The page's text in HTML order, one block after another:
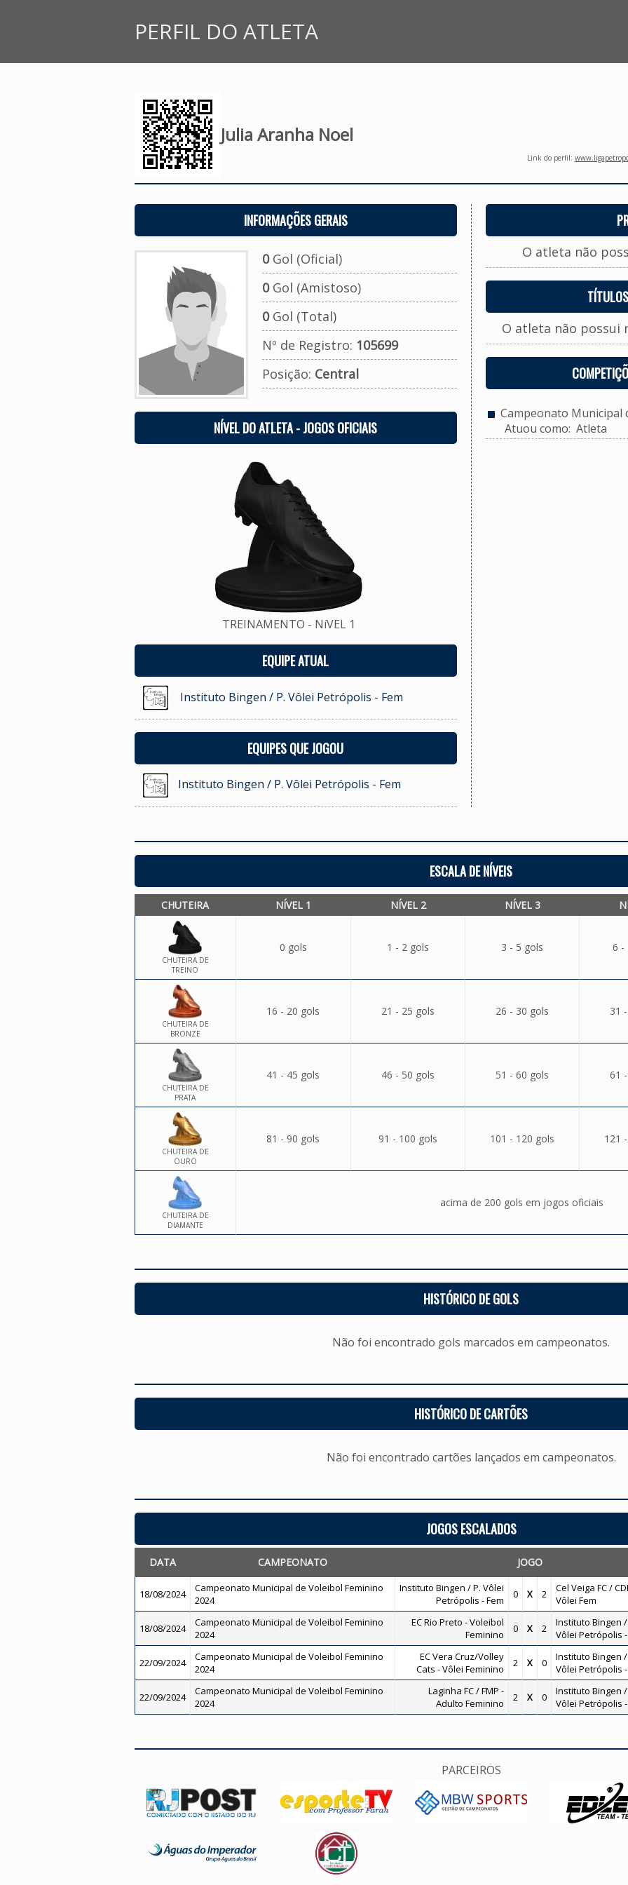
PERFIL DO ATLETA
Julia Aranha Noel
Link do perfil:
INFORMAÇÕES GERAIS
0Gol (Oficial)
0Gol (Amistoso)
0Gol (Total)
Nº de Registro: 105699
Posição: Central
NÍVEL DO ATLETA - JOGOS OFICIAIS
TREINAMENTO - NíVEL 1
EQUIPE ATUAL
Instituto Bingen / P. Vôlei Petrópolis - Fem
EQUIPES QUE JOGOU
Instituto Bingen / P. Vôlei Petrópolis - Fem
O atleta não
O atleta não possui
Campeonato Municipal
Atuou como: Atleta
ESCALA DE NÍVEIS
CHUTEIRA NÍVEL 1 NÍVEL 2 NÍVEL 3
CHUTEIRA DE
TREINO
0 gols 1 - 2 gols 3 - 5 gols 6 -
CHUTEIRA DE
BRONZE
16 - 20 gols 21 - 25 gols 26 - 30 gols 31
CHUTEIRA DE
PRATA
41 - 45 gols 46 - 50 gols 51 - 60 gols 61
CHUTEIRA DE
OURO
81 - 90 gols 91 - 100 gols 101 - 120 gols 121
CHUTEIRA DE
DIAMANTE
acima de 200 gols em jogos oficiais
HISTÓRICO DE GOLS
Não foi encontrado gols marcados em campeonatos.
HISTÓRICO DE CARTÕES
Não foi encontrado cartões lançados em campeonatos.
JOGOS ESCALADOS
DATA CAMPEONATO JOGO
18/08/2024
Campeonato Municipal de Voleibol Feminino
2024
Instituto Bingen / P. Vôlei
Petrópolis - Fem
0 X 2
Cel Veiga FC /
Vôlei Fem
18/08/2024
Campeonato Municipal de Voleibol Feminino
2024
EC Rio Preto - Voleibol
Feminino
0 X 2
Instituto Bingen /
Vôlei Petrópolis -
22/09/2024
Campeonato Municipal de Voleibol Feminino
2024
EC Vera Cruz/Volley
Cats - Vôlei Feminino
2 X 0
Instituto Bingen /
Vôlei Petrópolis -
22/09/2024
Campeonato Municipal de Voleibol Feminino
2024
Laginha FC / FMP -
Adulto Feminino
2 X 0
Instituto Bingen /
Vôlei Petrópolis -
PARCEIROS